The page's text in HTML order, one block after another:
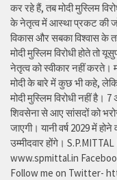
कर रहे हैं, तब मोदी मुस्लिम
के नेतृत्व में आस्था प्रकट की जो
विकास और सबका विश्वास के
मोदी मुस्लिम विरोधी होते तो
नेतृत्व को स्वीकार नहीं करते।
मोदी के बारे में कुछ भी कहे,
मोदी मुस्लिम विरोधी नहीं है।
शिवसेना से आए सांसदों को
जाएगी। यानी वर्ष 2029 में
उम्मीदवार होंगे।
www.spmittal.in
Follow me on Twitter-